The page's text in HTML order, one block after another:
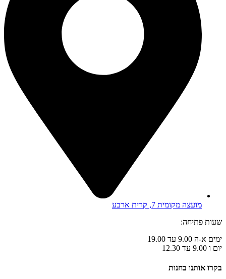
מועצה מקומית 7, קרית ארבע
שעות פתיחה:
ימים א-ה 9.00 עד 19.00
יום ו 9.00 עד 12.30
בקרו אותנו בחנות